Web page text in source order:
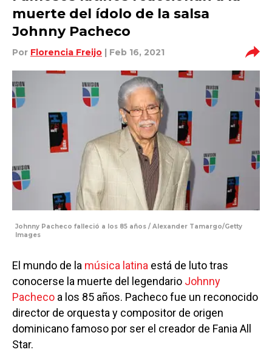
muerte del ídolo de la salsa
Johnny Pacheco
Por Florencia Freijo | Feb 16, 2021
Johnny Pacheco falleció a los 85 años / Alexander Tamargo/Getty
Images
El mundo de la música latina está de luto tras
conocerse la muerte del legendario Johnny
Pacheco a los 85 años. Pacheco fue un reconocido
director de orquesta y compositor de origen
dominicano famoso por ser el creador de Fania All
Star.